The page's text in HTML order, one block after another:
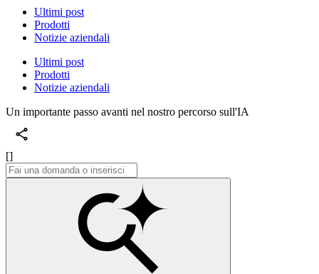
Ultimi post
Prodotti
Notizie aziendali
Ultimi post
Prodotti
Notizie aziendali
Un importante passo avanti nel nostro percorso sull'IA
[]